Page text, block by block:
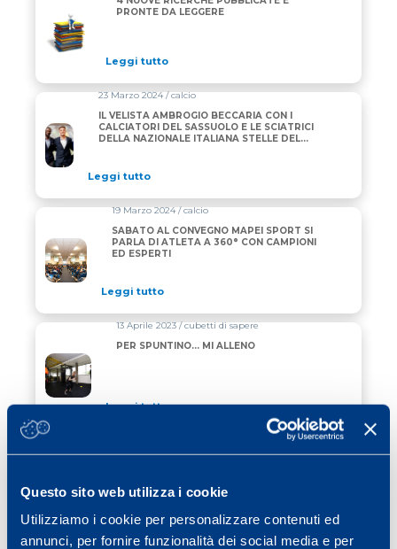
Questo sito web utilizza i cookie
Utilizziamo i cookie per personalizzare contenuti ed
annunci, per fornire funzionalità dei social media e per
PRONTE DA LEGGERE
Leggi tutto
23 Marzo 2024 / calcio
IL VELISTA AMBROGIO BECCARIA CON I
CALCIATORI DEL SASSUOLO E LE SCIATRICI
DELLA NAZIONALE ITALIANA STELLE DEL
Leggi tutto
19 Marzo 2024 / calcio
SABATO AL CONVEGNO MAPEI SPORT SI
PARLA DI ATLETA A 360° CON CAMPIONI
ED ESPERTI
Leggi tutto
13 Aprile 2023 / cubetti di sapere
PER SPUNTINO… MI ALLENO
Leggi tutto
Leggi tutto